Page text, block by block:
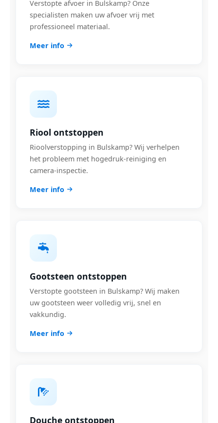
Verstopte afvoer in Bulskamp? Onze
specialisten maken uw afvoer vrij met
professioneel materiaal.
Meer info
Riool ontstoppen
Rioolverstopping in Bulskamp? Wij verhelpen
het probleem met hogedruk-reiniging en
camera-inspectie.
Meer info
Gootsteen ontstoppen
Verstopte gootsteen in Bulskamp? Wij maken
uw gootsteen weer volledig vrij, snel en
vakkundig.
Meer info
Douche ontstoppen